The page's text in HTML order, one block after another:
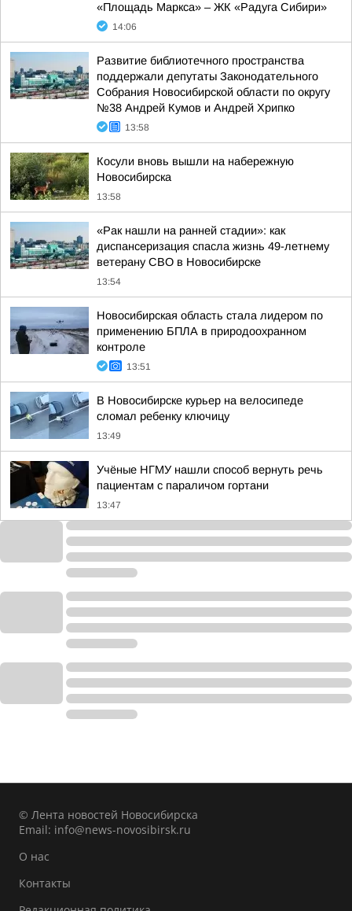
«Площадь Маркса» – ЖК «Радуга Сибири»
14:06
Развитие библиотечного пространства
поддержали депутаты Законодательного
Собрания Новосибирской области по округу
№38 Андрей Кумов и Андрей Хрипко
13:58
Косули вновь вышли на набережную
Новосибирска
13:58
«Рак нашли на ранней стадии»: как
диспансеризация спасла жизнь 49-летнему
ветерану СВО в Новосибирске
13:54
Новосибирская область стала лидером по
применению БПЛА в природоохранном
контроле
13:51
В Новосибирске курьер на велосипеде
сломал ребенку ключицу
13:49
Учёные НГМУ нашли способ вернуть речь
пациентам с параличом гортани
13:47
© Лента новостей Новосибирска
Email: info@news-novosibirsk.ru
О нас
Контакты